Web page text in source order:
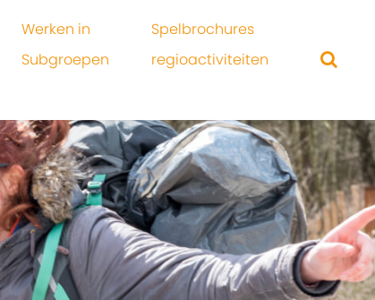
Werken in
Subgroepen
Spelbrochures
regioactiviteiten